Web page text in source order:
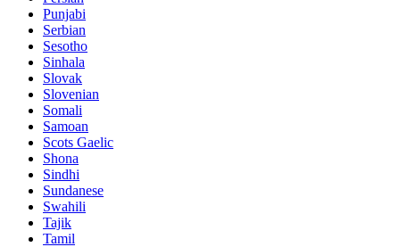
Punjabi
Serbian
Sesotho
Sinhala
Slovak
Slovenian
Somali
Samoan
Scots Gaelic
Shona
Sindhi
Sundanese
Swahili
Tajik
Tamil